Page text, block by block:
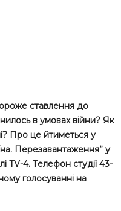
ставлення до
в умовах війни? Як
Про це йтиметься у
Перезавантаження” у
TV-4. Телефон студії 43-
голосуванні на